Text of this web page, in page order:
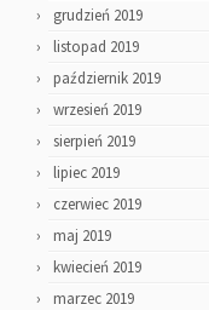
grudzień 2019
listopad 2019
październik 2019
wrzesień 2019
sierpień 2019
lipiec 2019
czerwiec 2019
maj 2019
kwiecień 2019
marzec 2019